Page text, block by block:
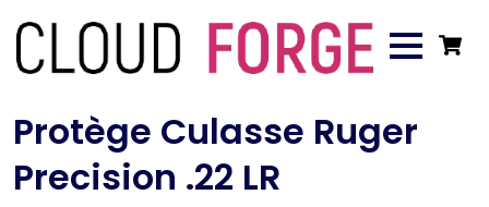
Protège Culasse Ruger
Precision .22 LR